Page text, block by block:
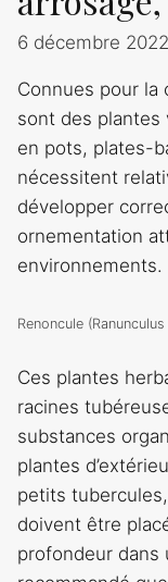
6 décembre 2022
Connues pour la
sont des plantes
en pots, plates-
nécessitent
développer
ornementation
environnements.
Renoncule
Ces plantes
racines
substances
plantes
petits
doivent être
profondeur dans